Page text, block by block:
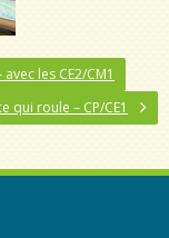
les CE2/CM1
qui roule – CP/CE1